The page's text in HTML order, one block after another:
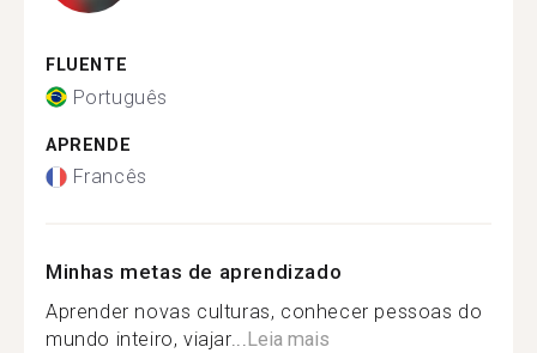
FLUENTE
Português
APRENDE
Francês
Minhas metas de aprendizado
Aprender novas culturas, conhecer pessoas do
mundo inteiro, viajar...Leia mais